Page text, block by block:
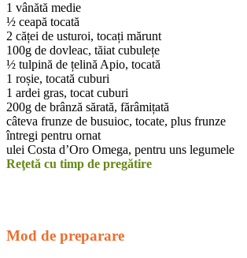
1 vânătă medie
½ ceapă tocată
2 căței de usturoi, tocați mărunt
100g de dovleac, tăiat cubulețe
½ tulpină de țelină Apio, tocată
1 roșie, tocată cuburi
1 ardei gras, tocat cuburi
200g de brânză sărată, fărâmițată
câteva frunze de busuioc, tocate, plus frunze
întregi pentru ornat
ulei Costa d’Oro Omega, pentru uns legumele
Reţetă cu timp de pregătire
Mod de preparare